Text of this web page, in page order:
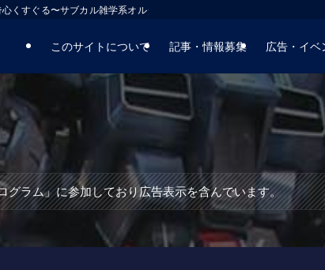
くすぐる〜サブカル雑学系オルタナティブサイト
このサイトについて 記事・情報募集 広告・イ
グラム」に参加しており広告表示を含んでいます。